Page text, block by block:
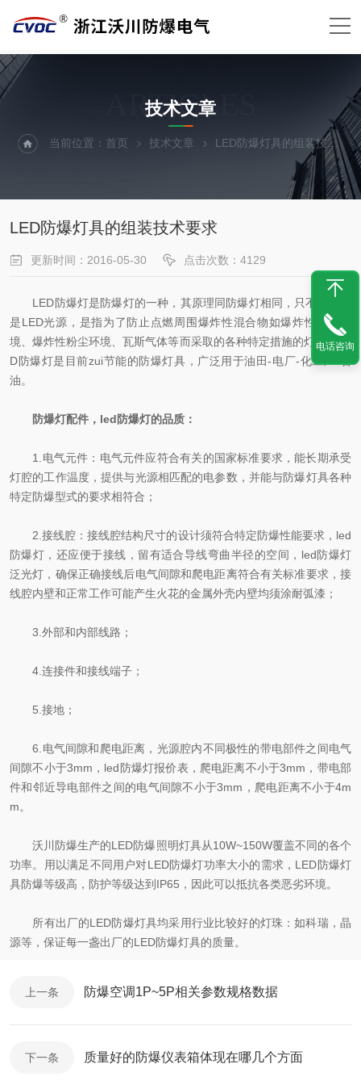
ARTICLES
技术文章
当前位置：首页 技术文章 LED防爆灯具的组装技术要求
LED防爆灯具的组装技术要求
更新时间：2016-05-30 点击次数：4129
LED防爆灯是防爆灯的一种，其原理同防爆灯相同，只不过光源
是LED光源，是指为了防止点燃周围爆炸性混合物如爆炸性气体环
境、爆炸性粉尘环境、瓦斯气体等而采取的各种特定措施的灯具。LE
D防爆灯是目前zui节能的防爆灯具，广泛用于油田-电厂-化工厂-石
油。
防爆灯配件，led防爆灯的品质：
1.电气元件：电气元件应符合有关的国家标准要求，能长期承受
灯腔的工作温度，提供与光源相匹配的电参数，并能与防爆灯具各种
特定防爆型式的要求相符合；
2.接线腔：接线腔结构尺寸的设计须符合特定防爆性能要求，led
防爆灯，还应便于接线，留有适合导线弯曲半径的空间，led防爆灯
泛光灯，确保正确接线后电气间隙和爬电距离符合有关标准要求，接
线腔内壁和正常工作可能产生火花的金属外壳内壁均须涂耐弧漆；
3.外部和内部线路；
4.连接件和接线端子；
5.接地；
6.电气间隙和爬电距离，光源腔内不同极性的带电部件之间电气
间隙不小于3mm，led防爆灯报价表，爬电距离不小于3mm，带电部
件和邻近导电部件之间的电气间隙不小于3mm，爬电距离不小于4m
m。
沃川防爆生产的LED防爆照明灯具从10W~150W覆盖不同的各个
功率。用以满足不同用户对LED防爆灯功率大小的需求，LED防爆灯
具防爆等级高，防护等级达到IP65，因此可以抵抗各类恶劣环境。
所有出厂的LED防爆灯具均采用行业比较好的灯珠：如科瑞，晶
源等，保证每一盏出厂的LED防爆灯具的质量。
上一条 防爆空调1P~5P相关参数规格数据
下一条 质量好的防爆仪表箱体现在哪几个方面
电话咨询